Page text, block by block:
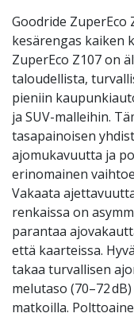
Goodride ZuperEco
kesärengas kaiken
ZuperEco Z107 on
taloudellista,
pieniin
ja SUV-malleihin.
tasapainoisen
ajomukavuutta ja
erinomainen
Vakaata
renkaissa on
parantaa
että kaarteissa.
takaa turvallisen
melutaso (70–72
matkoilla.